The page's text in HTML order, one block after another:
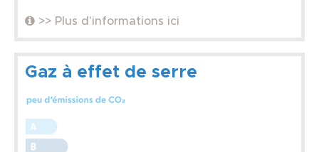
>> Plus d'informations ici
Gaz à effet de serre